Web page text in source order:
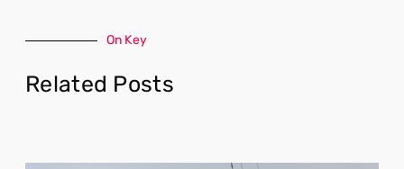
On Key
Related Posts